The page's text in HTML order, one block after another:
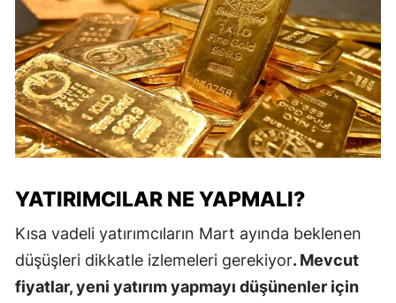
YATIRIMCILAR NE YAPMALI?
Kısa vadeli yatırımcıların Mart ayında beklenen
düşüşleri dikkatle izlemeleri gerekiyor. Mevcut
fiyatlar, yeni yatırım yapmayı düşünenler için